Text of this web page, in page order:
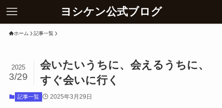
ヨシケン公式ブログ
ホーム 記事一覧
会いたいうちに、会えるうちに、
すぐ会いに行く
2025
3/29
記事一覧 2025年3月29日